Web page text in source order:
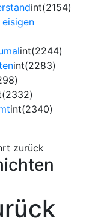
int(2154)
int(2244)
int(2283)
int(2340)
zurück